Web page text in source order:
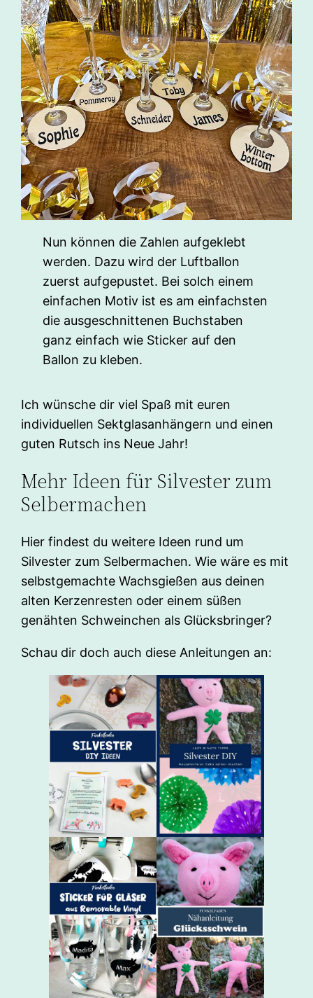
Nun können die Zahlen aufgeklebt
werden. Dazu wird der Luftballon
zuerst aufgepustet. Bei solch einem
einfachen Motiv ist es am einfachsten
die ausgeschnittenen Buchstaben
ganz einfach wie Sticker auf den
Ballon zu kleben.
Ich wünsche dir viel Spaß mit euren
individuellen Sektglasanhängern und einen
guten Rutsch ins Neue Jahr!
Mehr Ideen für Silvester zum
Selbermachen
Hier findest du weitere Ideen rund um
Silvester zum Selbermachen. Wie wäre es mit
selbstgemachte Wachsgießen aus deinen
alten Kerzenresten oder einem süßen
genähten Schweinchen als Glücksbringer?
Schau dir doch auch diese Anleitungen an: